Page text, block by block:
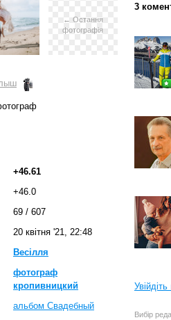
← Остання
фотографія
+46.61
+46.0
69 / 607
20 квітня '21, 22:48
Весілля
фотограф
кропивницкий
альбом Свадебный
3
Вибір